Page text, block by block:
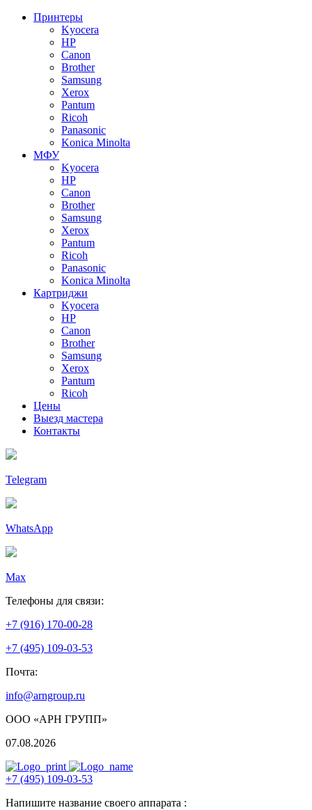
Принтеры
Kyocera
HP
Canon
Brother
Samsung
Xerox
Pantum
Ricoh
Panasonic
Konica Minolta
МФУ
Kyocera
HP
Canon
Brother
Samsung
Xerox
Pantum
Ricoh
Panasonic
Konica Minolta
Картриджи
Kyocera
HP
Canon
Brother
Samsung
Xerox
Pantum
Ricoh
Цены
Выезд мастера
Контакты
Telegram
WhatsApp
Max
Телефоны для связи:
+7 (916) 170-00-28
+7 (495) 109-03-53
Почта:
info@arngroup.ru
ООО «АРН ГРУПП»
07.08.2026
+7 (495) 109-03-53
Напишите название своего аппарата :